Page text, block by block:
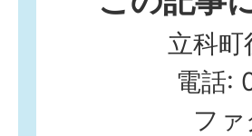
立科町
電話:
フ